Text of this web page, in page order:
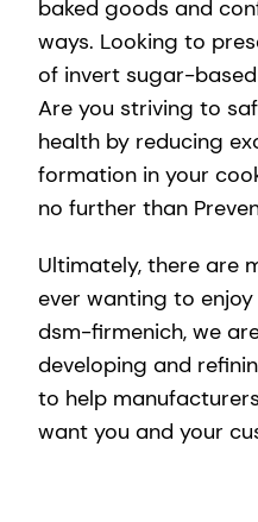
baked goods and
ways. Looking to
of invert sugar-
Are you striving to
health by reducing
formation in your
no further than
Ultimately, there are
ever wanting to
dsm-firmenich, we
developing and
to help
want you and your